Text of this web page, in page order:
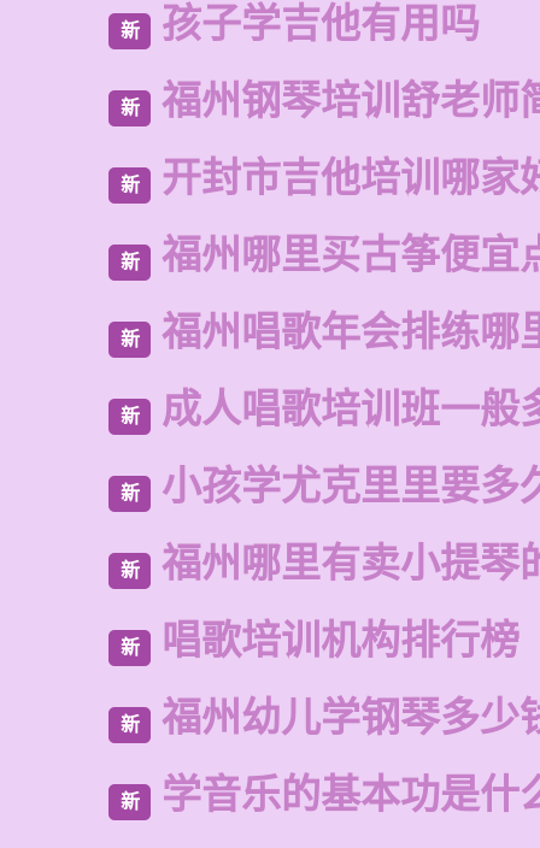
新 孩子学吉他有用吗
新 福州钢琴培训舒老师
新 开封市吉他培训哪家
新 福州哪里买古筝便宜
新 福州唱歌年会排练哪
新 成人唱歌培训班一般
新 小孩学尤克里里要多
新 福州哪里有卖小提琴
新 唱歌培训机构排行榜
新 福州幼儿学钢琴多少
新 学音乐的基本功是什